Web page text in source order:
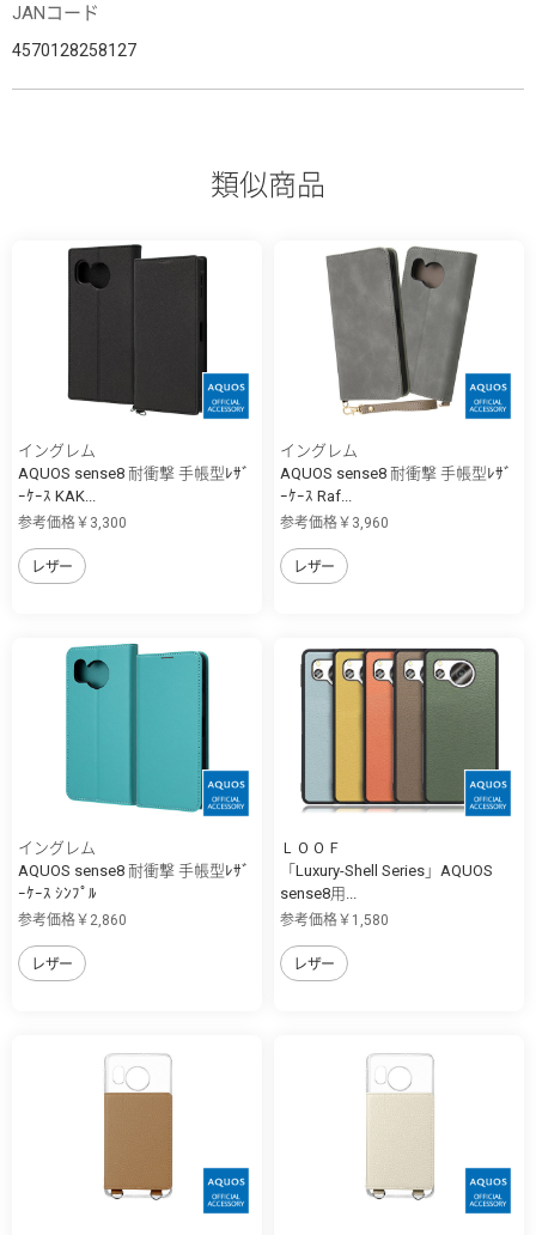
JANコード
4570128258127
類似商品
イングレム
AQUOS sense8 耐衝撃 手帳型ﾚｻﾞ
ｰｹｰｽ KAK...
参考価格￥3,300
レザー
イングレム
AQUOS sense8 耐衝撃 手帳型ﾚｻﾞ
ｰｹｰｽ Raf...
参考価格￥3,960
レザー
イングレム
AQUOS sense8 耐衝撃 手帳型ﾚｻﾞ
ｰｹｰｽ ｼﾝﾌﾟﾙ
参考価格￥2,860
レザー
ＬＯＯＦ
「Luxury-Shell Series」AQUOS
sense8用...
参考価格￥1,580
レザー